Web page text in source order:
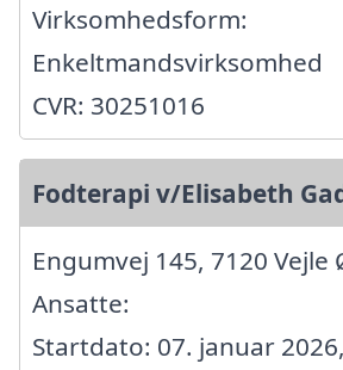
Virksomhedsform:
Enkeltmandsvirksomhed
CVR: 30251016
Fodterapi v/Elisabeth
Engumvej 145, 7120 Vejle
Ansatte:
Startdato: 07. januar 2026,